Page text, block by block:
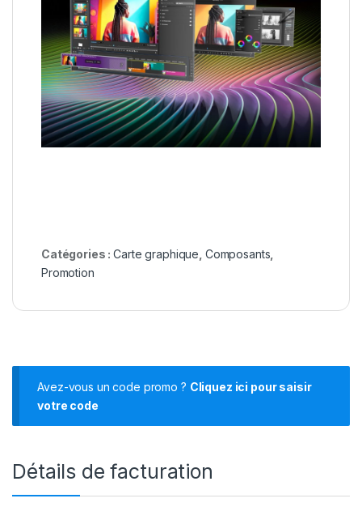
Catégories :Carte graphique Composants
Promotion
Avez-vous un code promo ? Cliquez ici pour saisir
votre code
Détails de facturation